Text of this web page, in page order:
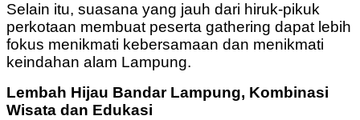
Selain itu, suasana yang jauh dari hiruk-pikuk
perkotaan membuat peserta gathering dapat lebih
fokus menikmati kebersamaan dan menikmati
keindahan alam Lampung.
Lembah Hijau Bandar Lampung, Kombinasi
Wisata dan Edukasi